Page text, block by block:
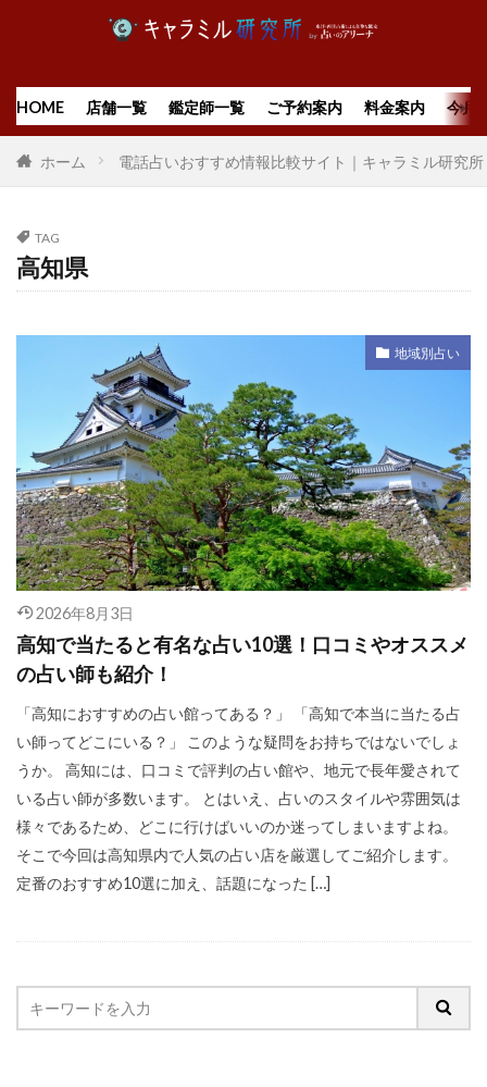
HOME 店舗一覧 鑑定師一覧 ご予約案内 料金案内 今月
ホーム 電話占いおすすめ情報比較サイト｜キャラミル研究所
TAG
高知県
地域別占い
2026年8月3日
高知で当たると有名な占い10選！口コミやオススメ
の占い師も紹介！
「高知におすすめの占い館ってある？」 「高知で本当に当たる占
い師ってどこにいる？」 このような疑問をお持ちではないでしょ
うか。 高知には、口コミで評判の占い館や、地元で長年愛されて
いる占い師が多数います。 とはいえ、占いのスタイルや雰囲気は
様々であるため、どこに行けばいいのか迷ってしまいますよね。
そこで今回は高知県内で人気の占い店を厳選してご紹介します。
定番のおすすめ10選に加え、話題になった […]